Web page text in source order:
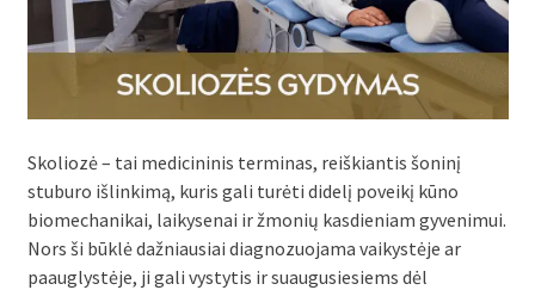
Skoliozė – tai medicininis terminas, reiškiantis šoninį
stuburo išlinkimą, kuris gali turėti didelį poveikį kūno
biomechanikai, laikysenai ir žmonių kasdieniam gyvenimui.
Nors ši būklė dažniausiai diagnozuojama vaikystėje ar
paauglystėje, ji gali vystytis ir suaugusiesiems dėl